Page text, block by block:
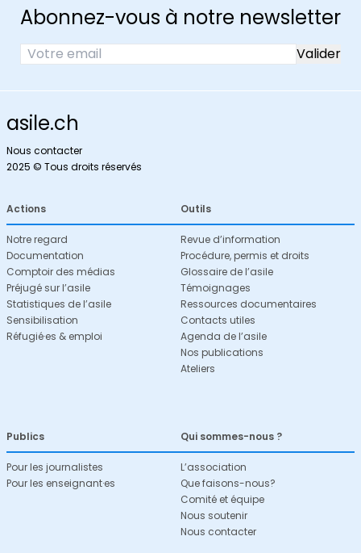
Abonnez-vous à notre newsletter
asile.ch
Nous contacter
2025 © Tous droits réservés
Actions
Notre regard
Documentation
Comptoir des médias
Préjugé sur l’asile
Statistiques de l’asile
Sensibilisation
Réfugié·es & emploi
Outils
Revue d’information
Procédure, permis et droits
Glossaire de l’asile
Témoignages
Ressources documentaires
Contacts utiles
Agenda de l’asile
Nos publications
Ateliers
Publics
Pour les journalistes
Pour les enseignant·es
Qui sommes-nous ?
L’association
Que faisons-nous?
Comité et équipe
Nous soutenir
Nous contacter